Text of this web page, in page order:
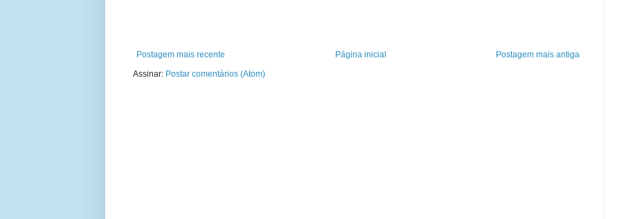
Postagem mais recente Postagem mais antiga
Página inicial
Assinar: Postar comentários (Atom)